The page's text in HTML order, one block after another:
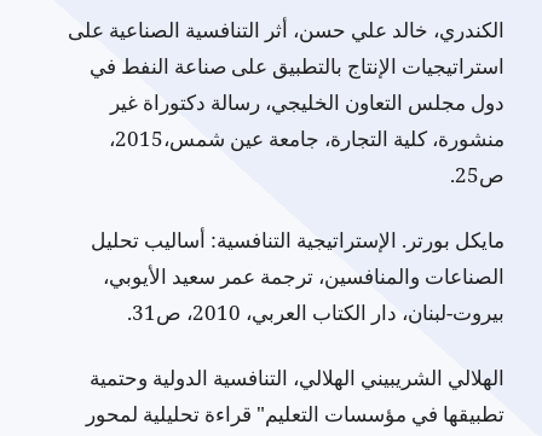
الكندري، خالد علي حسن، أثر التنافسية الصناعية على
استراتيجيات الإنتاج بالتطبيق على صناعة النفط في
دول مجلس التعاون الخليجي، رسالة دكتوراة غير
منشورة، كلية التجارة، جامعة عين شمس،2015،
ص25.
مايكل بورتر. الإستراتيجية التنافسية: أساليب تحليل
الصناعات والمنافسين، ترجمة عمر سعيد الأيوبي،
بيروت-لبنان، دار الكتاب العربي، 2010، ص31.
الهلالي الشريبيني الهلالي، التنافسية الدولية وحتمية
تطبيقها في مؤسسات التعليم" قراءة تحليلية لمحور